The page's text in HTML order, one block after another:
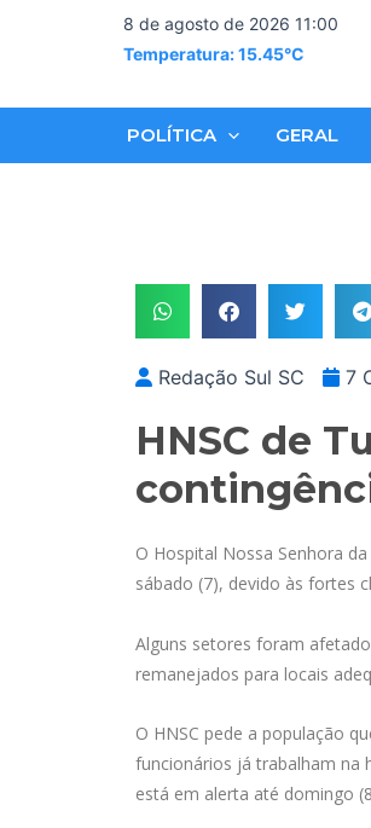
8 de agosto de 2026 11:00
Temperatura: 15.45°C
POLÍTICA GERAL
Redação Sul SC 7
HNSC de
O Hospital Nossa Senhora
sábado (7), devido às fortes
Alguns setores foram
remanejados para locais
O HNSC pede a população
funcionários já trabalham na
está em alerta até domingo